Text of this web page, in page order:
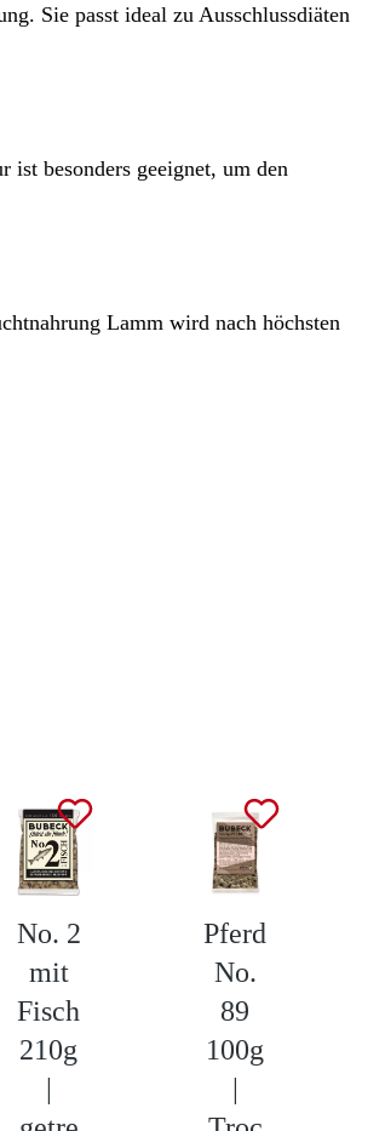
Sie passt ideal zu Ausschlussdiäten
besonders geeignet, um den
Lamm wird nach höchsten
No. 2
mit
Fisch
210g
|
Pferd
No.
89
100g
|